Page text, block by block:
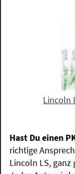
Lincoln
Hast Du einen
richtige
Lincoln LS,